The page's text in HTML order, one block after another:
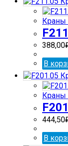
Краны
388,00
В
Краны
444,50
В